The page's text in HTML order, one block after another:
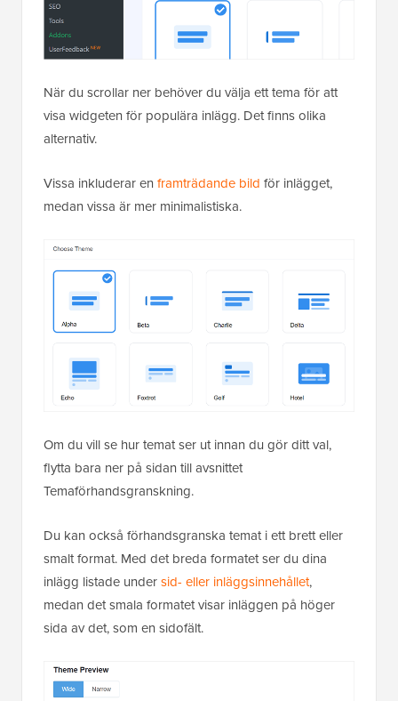
När du scrollar ner behöver du välja ett tema för att
visa widgeten för populära inlägg. Det finns olika
alternativ.
Vissa inkluderar en framträdande bild för inlägget,
medan vissa är mer minimalistiska.
Om du vill se hur temat ser ut innan du gör ditt val,
flytta bara ner på sidan till avsnittet
Temaförhandsgranskning.
Du kan också förhandsgranska temat i ett brett eller
smalt format. Med det breda formatet ser du dina
inlägg listade undersid- eller inläggsinnehållet,
medan det smala formatet visar inläggen på höger
sida av det, som en sidofält.